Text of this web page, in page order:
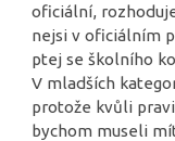
oficiální,
nejsi v oficiálním
ptej se školního
V mladších
protože kvůli
bychom museli